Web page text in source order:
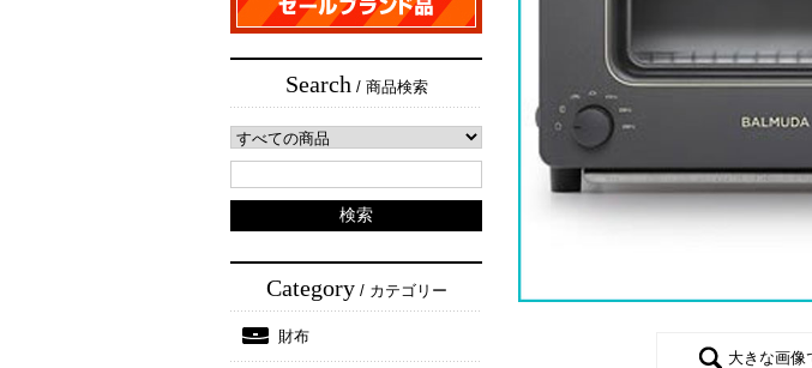
Search/ 商品検索
Category/ カテゴリー
財布
大きな画像